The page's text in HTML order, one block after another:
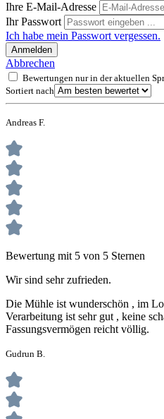
Ihre E-Mail-Adresse
Ihr Passwort
Ich habe mein Passwort vergessen.
Anmelden
Abbrechen
Bewertungen nur in der aktuellen
Sortiert nach
Andreas F.
Bewertung mit 5 von 5 Sternen
Wir sind sehr zufrieden.
Die Mühle ist wunderschön , im
Verarbeitung ist sehr gut , keine
Fassungsvermögen reicht völlig.
Gudrun B.